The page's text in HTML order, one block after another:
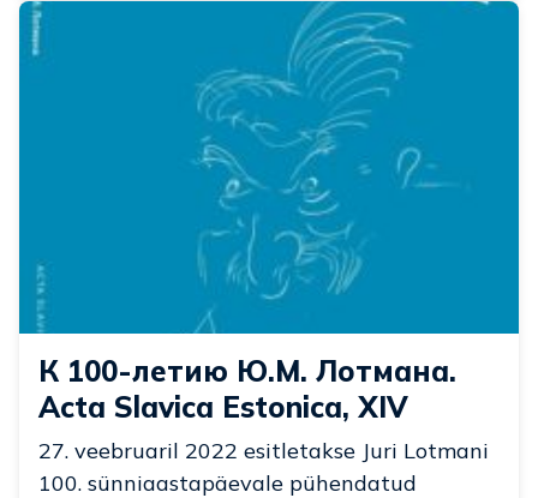
К 100-летию Ю.М. Лотмана.
Acta Slavica Estonica, XIV
27. veebruaril 2022 esitletakse Juri Lotmani
100. sünniaastapäevale pühendatud